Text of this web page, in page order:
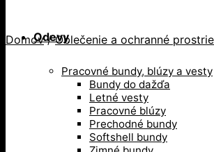
Odevy
Pracovné bundy, blúzy a vesty
Bundy do dažďa
Letné vesty
Pracovné blúzy
Prechodné bundy
Softshell bundy
Domov / Oblečenie a ochranné